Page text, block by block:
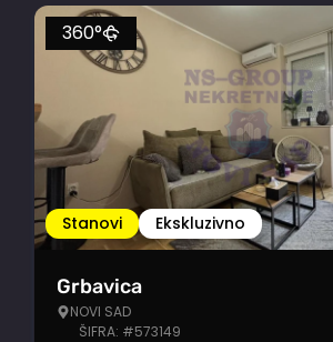
Stanovi Ekskluzivno
360°
Grbavica
NOVI SAD
ŠIFRA: #573149